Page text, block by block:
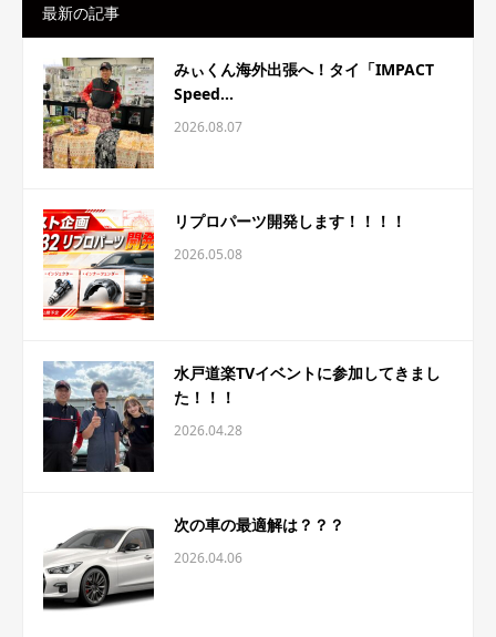
最新の記事
みぃくん海外出張へ！タイ「IMPACT
Speed...
2026.08.07
リプロパーツ開発します！！！！
2026.05.08
水戸道楽TVイベントに参加してきまし
た！！！
2026.04.28
次の車の最適解は？？？
2026.04.06